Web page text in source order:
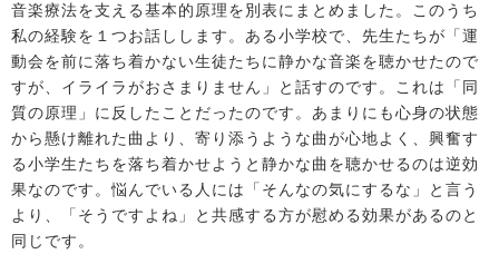
音楽療法を支える基本的原理を別表にまとめました。このうち
私の経験を１つお話しします。ある小学校で、先生たちが「運
動会を前に落ち着かない生徒たちに静かな音楽を聴かせたので
すが、イライラがおさまりません」と話すのです。これは「同
質の原理」に反したことだったのです。あまりにも心身の状態
から懸け離れた曲より、寄り添うような曲が心地よく、興奮す
る小学生たちを落ち着かせようと静かな曲を聴かせるのは逆効
果なのです。悩んでいる人には「そんなの気にするな」と言う
より、「そうですよね」と共感する方が慰める効果があるのと
同じです。